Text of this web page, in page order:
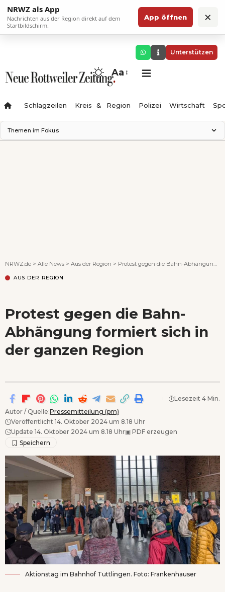
NRWZ als App
Nachrichten aus der Region direkt auf dem
Startbildschirm.
App öffnen ×
Unterstützen
Aa
Schlagzeilen Kreis & Region Polizei Wirtschaft
Themen im Fokus
NRWZ.de > Alle News > Aus der Region > Protest gegen die Bahn-Abhängung formiert sich in der ganzen Region
AUS DER REGION
Protest gegen die Bahn-
Abhängung formiert sich in
der ganzen Region
Autor / Quelle:Pressemitteilung (pm)
Veröffentlicht 14. Oktober 2024 um 8.18 Uhr
Update 14. Oktober 2024 um 8.18 Uhr▣ PDF erzeugen
Lesezeit 4 Min.
Aktionstag im Bahnhof Tuttlingen. Foto: Frankenhauser